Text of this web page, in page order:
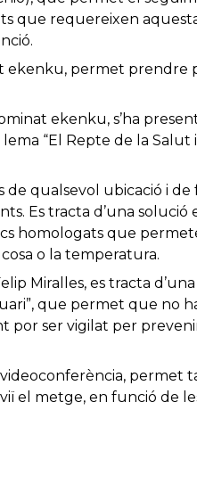
que requereixen
ekenku, permet prendre
ekenku, s’ha
“El Repte de la
qualsevol ubicació i de
Es tracta d’una
homologats que
o la temperatura.
Miralles, es tracta
que permet que no
por ser vigilat per
permet
el metge, en funció de